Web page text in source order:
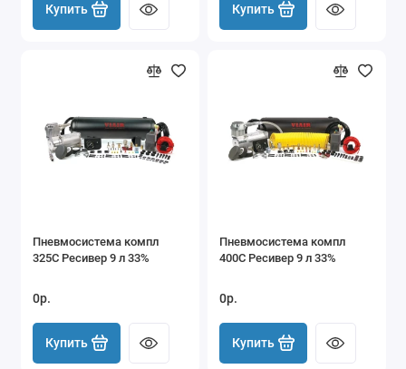
Купить Купить
Пневмосистема компл
325С Ресивер 9 л 33%
0р.
Купить
Пневмосистема компл
400С Ресивер 9 л 33%
0р.
Купить